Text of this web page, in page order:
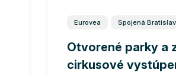
Eurovea Spojená
Otvorené parky a
cirkusové